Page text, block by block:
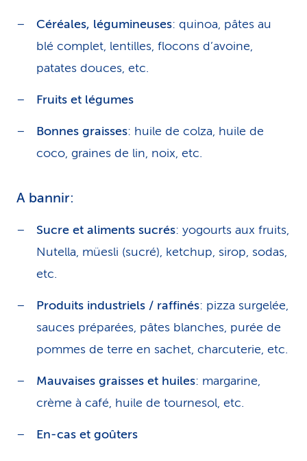
Céréales, légumineuses: quinoa, pâtes au
blé complet, lentilles, flocons d’avoine,
patates douces, etc.
Fruits et légumes
Bonnes graisses: huile de colza, huile de
coco, graines de lin, noix, etc.
A bannir:
Sucre et aliments sucrés: yogourts aux fruits,
Nutella, müesli (sucré), ketchup, sirop, sodas,
etc.
Produits industriels / raffinés: pizza surgelée,
sauces préparées, pâtes blanches, purée de
pommes de terre en sachet, charcuterie, etc.
Mauvaises graisses et huiles: margarine,
crème à café, huile de tournesol, etc.
En-cas et goûters